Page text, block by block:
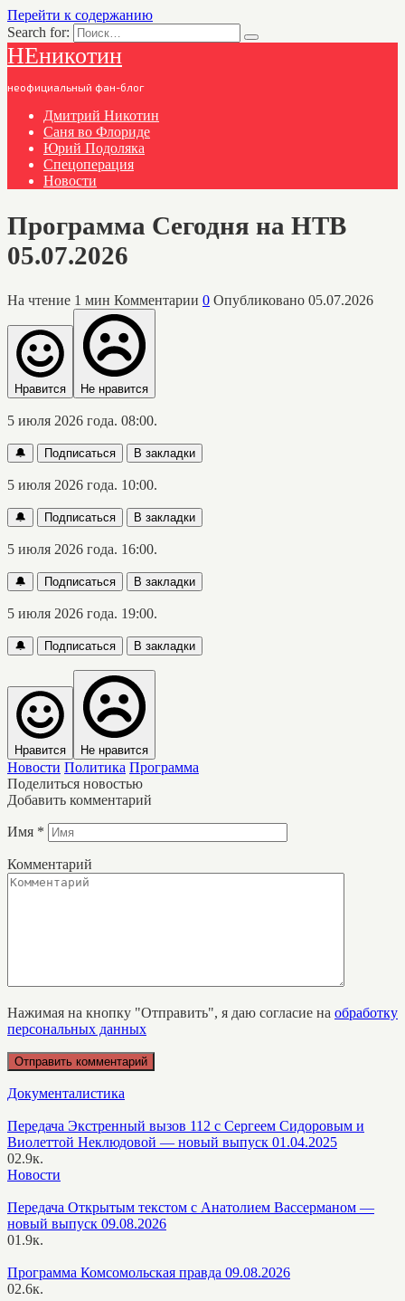
Перейти к содержанию
Search for:
НЕникотин
неофициальный фан-блог
Дмитрий Никотин
Саня во Флориде
Юрий Подоляка
Спецоперация
Новости
Программа Сегодня на НТВ
05.07.2026
На чтение 1 мин Комментарии 0 Опубликовано 05.07.2026
Нравится Не нравится
5 июля 2026 года. 08:00.
🔔 Подписаться В закладки
5 июля 2026 года. 10:00.
🔔 Подписаться В закладки
5 июля 2026 года. 16:00.
🔔 Подписаться В закладки
5 июля 2026 года. 19:00.
🔔 Подписаться В закладки
Нравится Не нравится
Новости Политика Программа
Поделиться новостью
Добавить комментарий
Имя *
Комментарий
Нажимая на кнопку "Отправить", я даю согласие на обработку
персональных данных
Документалистика
Передача Экстренный вызов 112 с Сергеем Сидоровым и
Виолеттой Неклюдовой — новый выпуск 01.04.2025
02.9к.
Новости
Передача Открытым текстом с Анатолием Вассерманом —
новый выпуск 09.08.2026
01.9к.
Программа Комсомольская правда 09.08.2026
02.6к.